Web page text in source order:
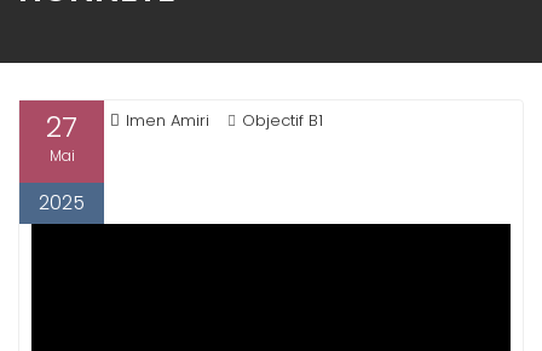
27
Mai
2025
Imen Amiri Objectif B1